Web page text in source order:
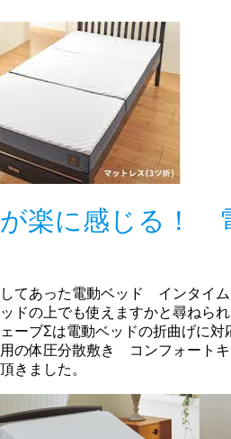
楽に感じる！
てあった電動ベッド インタイム
ドの上でも使えますかと尋ねられ
ーブΣは電動ベッドの折曲げに対
の体圧分散敷き コンフォートキ
きました。